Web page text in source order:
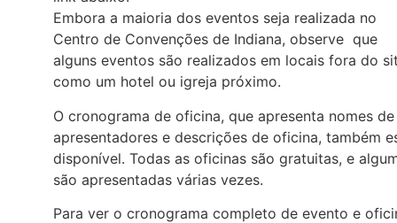
Embora a maioria dos eventos seja realizada no
Centro de Convenções de Indiana, observe que
alguns eventos são realizados em locais fora do
como um hotel ou igreja próximo.
O cronograma de oficina, que apresenta nomes de
apresentadores e descrições de oficina, também
disponível. Todas as oficinas são gratuitas, e
são apresentadas várias vezes.
Para ver o cronograma completo de evento e